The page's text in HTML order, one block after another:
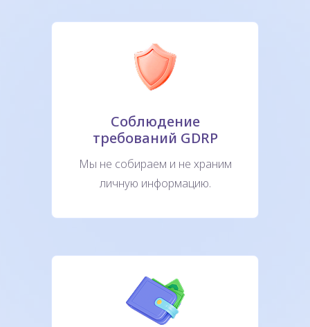
Соблюдение
требований GDRP
Мы не собираем и не храним
личную информацию.